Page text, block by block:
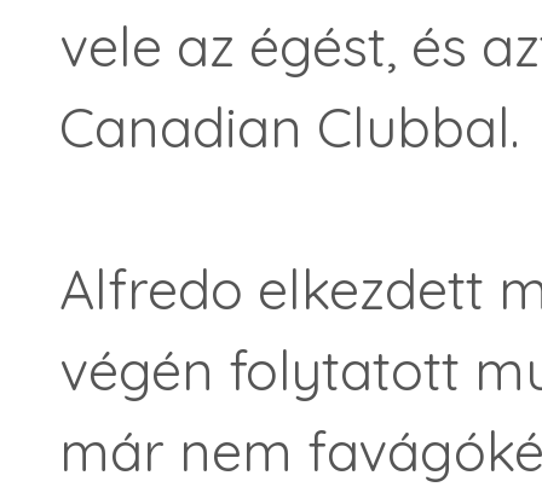
vele az égést, és
Canadian Clubbal.
Alfredo elkezdett
végén folytatott
már nem